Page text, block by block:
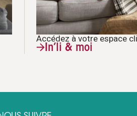
Accédez à votre espace
In’li & moi